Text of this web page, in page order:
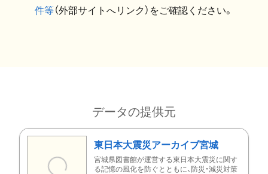
件等（外部サイトへリンク）をご確認ください。
データの提供元
東日本大震災アーカイブ宮城
宮城県図書館が運営する東日本大震災に関す
る記憶の風化を防ぐとともに、防災・減災対策